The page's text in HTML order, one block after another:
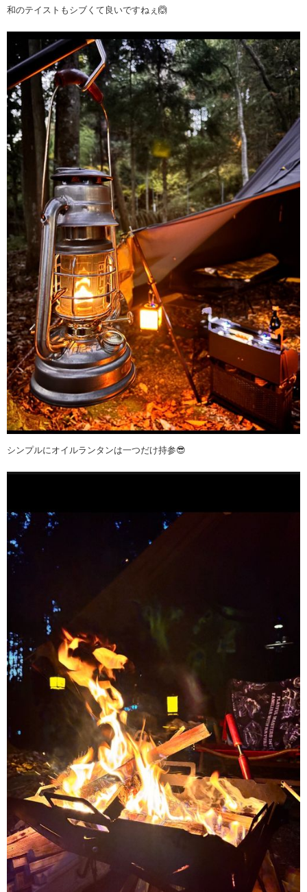
和のテイストもシブくて良いですねぇ🙆
シンプルにオイルランタンは一つだけ持参😎